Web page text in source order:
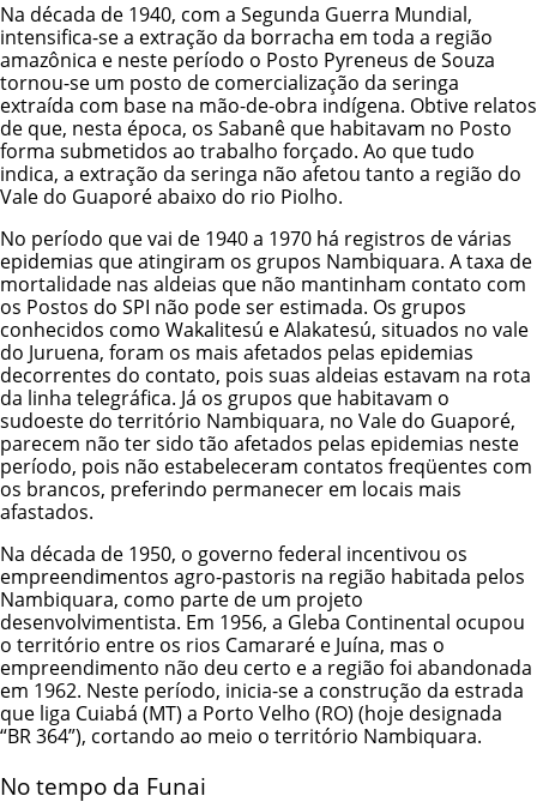
Na década de 1940, com a Segunda Guerra Mundial,
intensifica-se a extração da borracha em toda a região
amazônica e neste período o Posto Pyreneus de Souza
tornou-se um posto de comercialização da seringa
extraída com base na mão-de-obra indígena. Obtive relatos
de que, nesta época, os Sabanê que habitavam no Posto
forma submetidos ao trabalho forçado. Ao que tudo
indica, a extração da seringa não afetou tanto a região do
Vale do Guaporé abaixo do rio Piolho.
No período que vai de 1940 a 1970 há registros de várias
epidemias que atingiram os grupos Nambiquara. A taxa de
mortalidade nas aldeias que não mantinham contato com
os Postos do SPI não pode ser estimada. Os grupos
conhecidos como Wakalitesú e Alakatesú, situados no vale
do Juruena, foram os mais afetados pelas epidemias
decorrentes do contato, pois suas aldeias estavam na rota
da linha telegráfica. Já os grupos que habitavam o
sudoeste do território Nambiquara, no Vale do Guaporé,
parecem não ter sido tão afetados pelas epidemias neste
período, pois não estabeleceram contatos freqüentes com
os brancos, preferindo permanecer em locais mais
afastados.
Na década de 1950, o governo federal incentivou os
empreendimentos agro-pastoris na região habitada pelos
Nambiquara, como parte de um projeto
desenvolvimentista. Em 1956, a Gleba Continental ocupou
o território entre os rios Camararé e Juína, mas o
empreendimento não deu certo e a região foi abandonada
em 1962. Neste período, inicia-se a construção da estrada
que liga Cuiabá (MT) a Porto Velho (RO) (hoje designada
“BR 364”), cortando ao meio o território Nambiquara.
No tempo da Funai